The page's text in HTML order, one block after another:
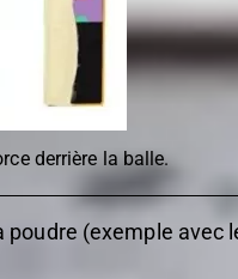
derrière la balle.
(exemple avec